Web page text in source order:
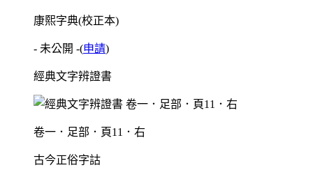
康熙字典(校正本)
- 未公開 -(申請)
經典文字辨證書
卷一．足部．頁11．右
古今正俗字詁